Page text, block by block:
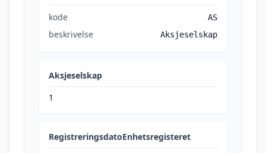
kode AS
beskrivelse Aksjeselskap
Aksjeselskap
1
RegistreringsdatoEnhetsregisteret